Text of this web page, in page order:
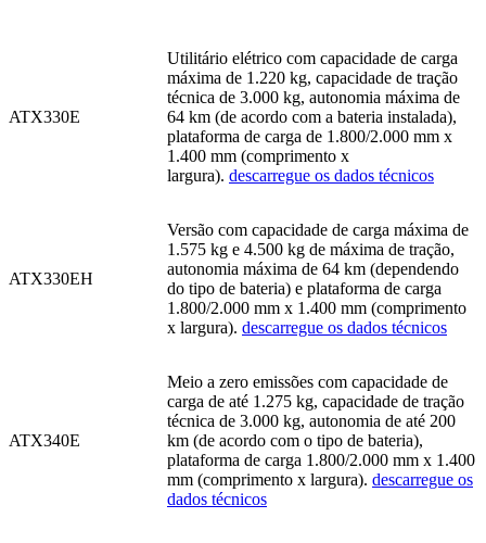
ATX330E
Utilitário elétrico com capacidade de carga
máxima de 1.220 kg, capacidade de tração
técnica de 3.000 kg, autonomia máxima de
64 km (de acordo com a bateria instalada),
plataforma de carga de 1.800/2.000 mm x
1.400 mm (comprimento x
largura). descarregue os dados técnicos
ATX330EH
Versão com capacidade de carga máxima de
1.575 kg e 4.500 kg de máxima de tração,
autonomia máxima de 64 km (dependendo
do tipo de bateria) e plataforma de carga
1.800/2.000 mm x 1.400 mm (comprimento
x largura). descarregue os dados técnicos
ATX340E
Meio a zero emissões com capacidade de
carga de até 1.275 kg, capacidade de tração
técnica de 3.000 kg, autonomia de até 200
km (de acordo com o tipo de bateria),
plataforma de carga 1.800/2.000 mm x 1.400
mm (comprimento x largura). descarregue os
dados técnicos